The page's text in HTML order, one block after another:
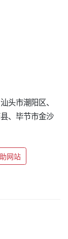
头市潮阳区、
、毕节市金沙
网站